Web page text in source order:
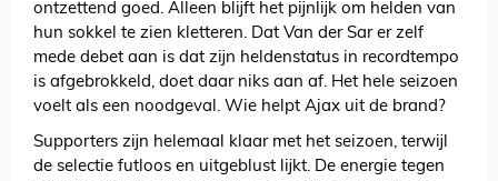
ontzettend goed. Alleen blijft het pijnlijk om helden van
hun sokkel te zien kletteren. Dat Van der Sar er zelf
mede debet aan is dat zijn heldenstatus in recordtempo
is afgebrokkeld, doet daar niks aan af. Het hele seizoen
voelt als een noodgeval. Wie helpt Ajax uit de brand?
Supporters zijn helemaal klaar met het seizoen, terwijl
de selectie futloos en uitgeblust lijkt. De energie tegen